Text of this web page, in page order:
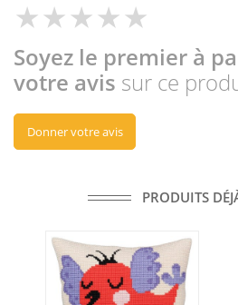
Soyez le premier à
votre avis sur ce
Donner votre avis
PRODUITS